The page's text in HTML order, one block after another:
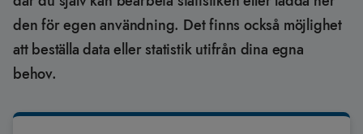
den för egen användning. Det finns också möjlighet
att beställa data eller statistik utifrån dina egna
behov.